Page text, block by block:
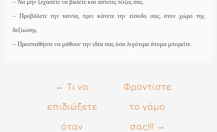
– Να μην ξεχάσετε να βάλετε και αστείες πόζες σας.
– Προβάλετε την ταινία, πριν κάνετε την είσοδο σας, στον χώρο της
δεξίωσης.
– Προσπαθήστε να μάθουν την ιδέα σας όσα λιγότερα άτομα μπορείτε.
Πλοήγηση
← Τι να
επιδιώξετε
όταν
Φροντίστε
το γάμο
σας!!! →